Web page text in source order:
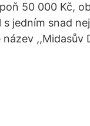
50 000 Kč,
jedním snad
,,Midasův